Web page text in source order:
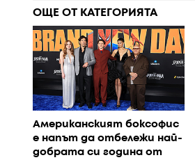
ОЩЕ ОТ КАТЕГОРИЯТА
Американският боксофис
е напът да отбележи най-
добрата си година от